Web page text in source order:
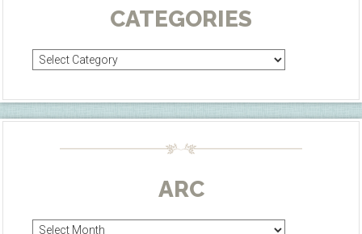
CATEGORIES
Categories
ARC
Arc